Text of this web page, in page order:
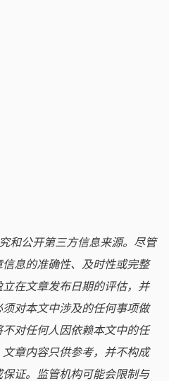
和公开第三方信息来源。尽管
息的准确性、及时性或完整
在文章发布日期的评估，并
对本文中涉及的任何事项做
对任何人因依赖本文中的任
章内容只供参考，并不构成
证。监管机构可能会限制与